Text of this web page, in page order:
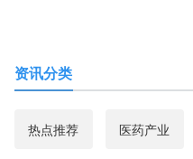
资讯分类
热点推荐 医药产业